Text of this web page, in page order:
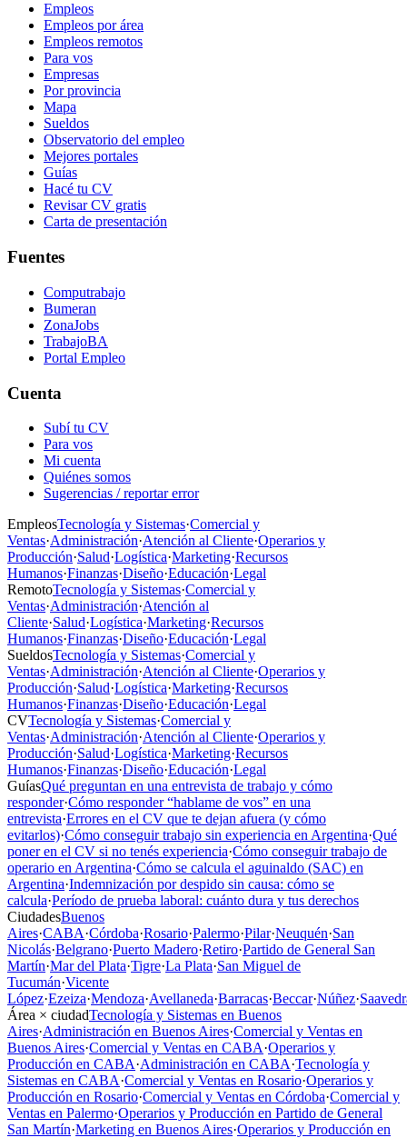
Empleos
Empleos por área
Empleos remotos
Para vos
Empresas
Por provincia
Mapa
Sueldos
Observatorio del empleo
Mejores portales
Guías
Hacé tu CV
Revisar CV gratis
Carta de presentación
Fuentes
Computrabajo
Bumeran
ZonaJobs
TrabajoBA
Portal Empleo
Cuenta
Subí tu CV
Para vos
Mi cuenta
Quiénes somos
Sugerencias / reportar error
EmpleosTecnología y Sistemas·Comercial y
Ventas·Administración·Atención al Cliente·Operarios y
Producción·Salud·Logística·Marketing·Recursos
Humanos·Finanzas·Diseño·Educación·Legal
RemotoTecnología y Sistemas·Comercial y
Ventas·Administración·Atención al
Cliente·Salud·Logística·Marketing·Recursos
Humanos·Finanzas·Diseño·Educación·Legal
SueldosTecnología y Sistemas·Comercial y
Ventas·Administración·Atención al Cliente·Operarios y
Producción·Salud·Logística·Marketing·Recursos
Humanos·Finanzas·Diseño·Educación·Legal
CVTecnología y Sistemas·Comercial y
Ventas·Administración·Atención al Cliente·Operarios y
Producción·Salud·Logística·Marketing·Recursos
Humanos·Finanzas·Diseño·Educación·Legal
GuíasQué preguntan en una entrevista de trabajo y cómo
responder·Cómo responder “hablame de vos” en una
entrevista·Errores en el CV que te dejan afuera (y cómo
evitarlos)·Cómo conseguir trabajo sin experiencia en Argentina·Qué
poner en el CV si no tenés experiencia·Cómo conseguir trabajo de
operario en Argentina·Cómo se calcula el aguinaldo (SAC) en
Argentina·Indemnización por despido sin causa: cómo se
calcula·Período de prueba laboral: cuánto dura y tus derechos
CiudadesBuenos
Aires·CABA·Córdoba·Rosario·Palermo·Pilar·Neuquén·San
Nicolás·Belgrano·Puerto Madero·Retiro·Partido de General San
Martín·Mar del Plata·Tigre·La Plata·San Miguel de
Tucumán·Vicente
López·Ezeiza·Mendoza·Avellaneda·Barracas·Beccar·Núñez·
Área × ciudadTecnología y Sistemas en Buenos
Aires·Administración en Buenos Aires·Comercial y Ventas en
Buenos Aires·Comercial y Ventas en CABA·Operarios y
Producción en CABA·Administración en CABA·Tecnología y
Sistemas en CABA·Comercial y Ventas en Rosario·Operarios y
Producción en Rosario·Comercial y Ventas en Córdoba·Comercial y
Ventas en Palermo·Operarios y Producción en Partido de General
San Martín·Marketing en Buenos Aires·Operarios y Producción en